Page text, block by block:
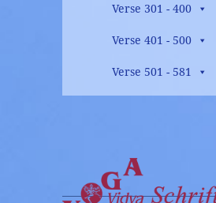
Verse 301 - 400
Verse 401 - 500
Verse 501 - 581